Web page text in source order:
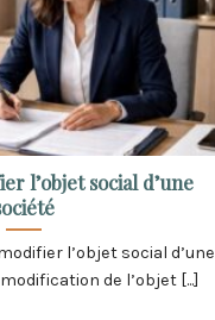
l’objet social d’une
l’objet social d’une
de l’objet [...]